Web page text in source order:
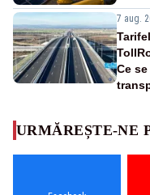
7 aug.
Ce
URMĂREȘTE-NE